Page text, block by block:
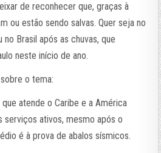
de reconhecer que, graças à
ou estão sendo salvas. Quer seja no
Brasil após as chuvas, que
neste início de ano.
o tema:
atende o Caribe e a América
serviços ativos, mesmo após o
é à prova de abalos sísmicos.